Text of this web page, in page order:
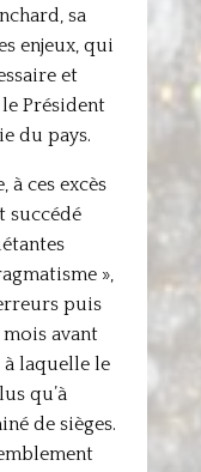
sa
enjeux, qui
et
Président
du pays.
à ces excès
succédé
»,
puis
avant
à laquelle le
qu’à
de sièges.